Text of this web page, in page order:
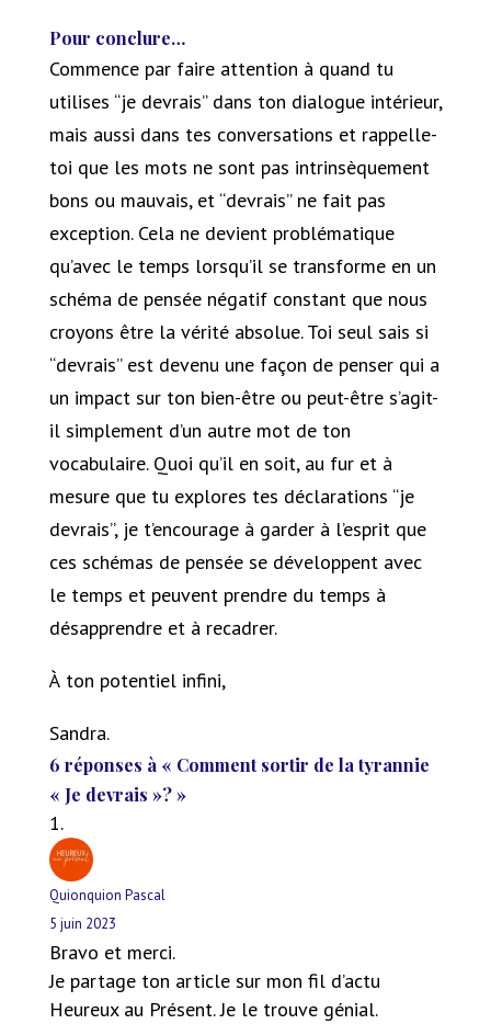
Pour conclure…
Commence par faire attention à quand tu
utilises “je devrais” dans ton dialogue intérieur,
mais aussi dans tes conversations et rappelle-
toi que les mots ne sont pas intrinsèquement
bons ou mauvais, et “devrais” ne fait pas
exception. Cela ne devient problématique
qu’avec le temps lorsqu’il se transforme en un
schéma de pensée négatif constant que nous
croyons être la vérité absolue. Toi seul sais si
“devrais” est devenu une façon de penser qui a
un impact sur ton bien-être ou peut-être s’agit-
il simplement d’un autre mot de ton
vocabulaire. Quoi qu’il en soit, au fur et à
mesure que tu explores tes déclarations “je
devrais”, je t’encourage à garder à l’esprit que
ces schémas de pensée se développent avec
le temps et peuvent prendre du temps à
désapprendre et à recadrer.
À ton potentiel infini,
Sandra.
6 réponses à « Comment sortir de la tyrannie
« Je devrais »? »
Quionquion Pascal
5 juin 2023
Bravo et merci.
Je partage ton article sur mon fil d’actu
Heureux au Présent. Je le trouve génial.